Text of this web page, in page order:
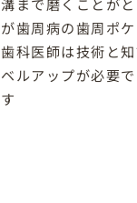
が歯周病の歯周ポ
歯科医師は技術と
ベルアップが必要
す